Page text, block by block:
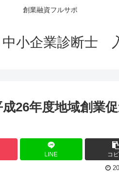
創業融資フルサポ
小企業診断士
26年度地域創業
LINE
コ